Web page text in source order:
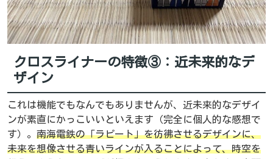
クロスライナーの特徴③：近未来的なデ
ザイン
これは機能でもなんでもありませんが、近未来的なデザイ
ンが素直にかっこいいといえます（完全に個人的な感想で
す）。 南海電鉄の「ラピート」を彷彿させるデザインに、
未来を想像させる青いラインが入ることによって、時空を